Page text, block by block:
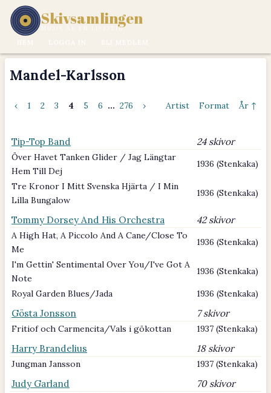
Skivsamlingen
MUSIK ÄR EN LIVSSTIL.
Mandel-Karlsson
‹ 1 2 3 4 5 6 ... 276 › Artist Format År ↑
Tip-Top Band 24 skivor
Över Havet Tanken Glider / Jag Längtar
Hem Till Dej
1936 (Stenkaka)
Tre Kronor I Mitt Svenska Hjärta / I Min
Lilla Bungalow
1936 (Stenkaka)
Tommy Dorsey And His Orchestra 42 skivor
A High Hat, A Piccolo And A Cane/Close To
Me
1936 (Stenkaka)
I'm Gettin' Sentimental Over You/I've Got A
Note
1936 (Stenkaka)
Royal Garden Blues/Jada 1936 (Stenkaka)
Gösta Jonsson 7 skivor
Fritiof och Carmencita/Vals i gökottan 1937 (Stenkaka)
Harry Brandelius 18 skivor
Jungman Jansson 1937 (Stenkaka)
Judy Garland 70 skivor